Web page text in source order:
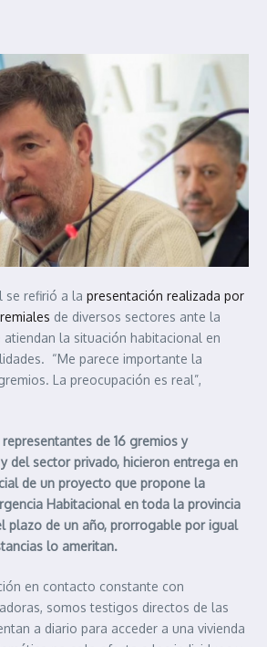
se refirió a la presentación realizada por
de diversos sectores ante la
la situación habitacional en
“Me parece importante la
La preocupación es real”,
de 16 gremios y
del sector privado, hicieron entrega en
de un proyecto que propone la
Habitacional en toda la provincia
plazo de un año, prorrogable por igual
lo ameritan.
en contacto constante con
somos testigos directos de las
a diario para acceder a una vivienda